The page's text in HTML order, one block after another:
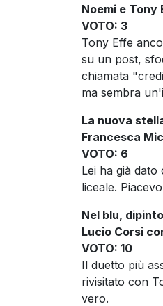
Noemi e Tony
VOTO: 3
Tony Effe
su un post,
chiamata
ma sembra
La nuova
Francesca
VOTO: 6
Lei ha già
liceale.
Nel blu,
Lucio Corsi
VOTO: 10
Il duetto più
rivisitato con
vero.